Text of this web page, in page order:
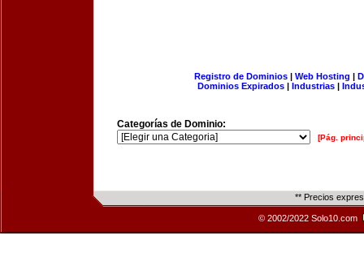
Registro de Dominios| Web Hosting |
Dominios Expirados | Industrias |
Categorías de Dominio:
[Pág.
** Precios
© 2002/2022 Solo10.com